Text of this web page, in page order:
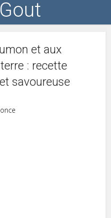
et aux
: recette
savoureuse